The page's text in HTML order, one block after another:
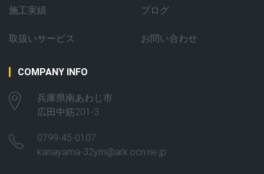
施工実績
取扱いサービス
ブログ
お問い合わせ
COMPANY INFO
兵庫県南あわじ市
広田中筋201-3
0799-45-0107
kanayama-32ym@ark.ocn.ne.jp